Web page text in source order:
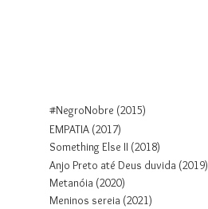
#NegroNobre (2015)
EMPATIA (2017)
Something Else II (2018)
Anjo Preto até Deus duvida (2019)
Metanóia (2020)
Meninos sereia (2021)